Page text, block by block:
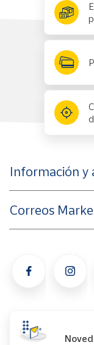
Información y
Correos